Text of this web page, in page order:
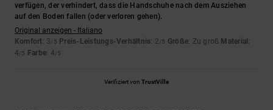
verfügen, der verhindert, dass die Handschuhe nach dem Ausziehen
auf den Boden fallen (oder verloren gehen).
Original anzeigen - Italiano
Komfort: 3/5 Preis-Leistungs-Verhältnis: 2/5 Größe: Zu groß Material :
4/5 Farbe: 4/5
Verifiziert von TrustVille